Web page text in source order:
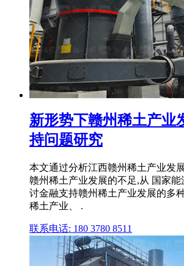
新形势下赣州稀土产业
持问题研究
本文通过分析江西赣州稀土产业发
赣州稀土产业发展的不足,从 国家
讨金融支持赣州稀土产业发展的多
稀土产业、 .
联系电话: 180 3780 8511